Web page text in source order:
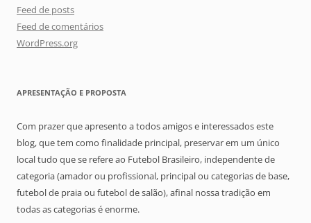
Feed de posts
Feed de comentários
WordPress.org
APRESENTAÇÃO E PROPOSTA
Com prazer que apresento a todos amigos e interessados este
blog, que tem como finalidade principal, preservar em um único
local tudo que se refere ao Futebol Brasileiro, independente de
categoria (amador ou profissional, principal ou categorias de base,
futebol de praia ou futebol de salão), afinal nossa tradição em
todas as categorias é enorme.